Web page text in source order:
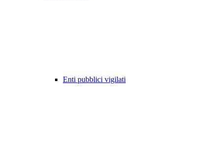
Enti pubblici vigilati